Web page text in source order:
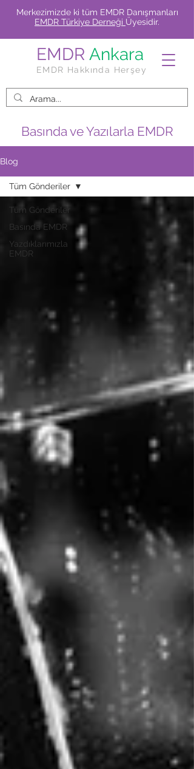
EMDR Ankara
EMDR Hakkında Herşey
Merkezimizde ki tüm EMDR Danışmanları
EMDR Türkiye Derneği Üyesidir.
Basında ve Yazılarla EMDR
Blog
Tüm Gönderiler
Basında EMDR
Yazdıklarımızla
EMDR
Tüm Gönderiler